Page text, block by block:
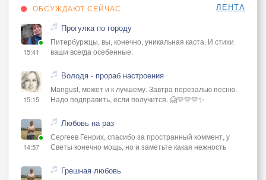
ОБСУЖДАЮТ СЕЙЧАС ЛЕНТА
15:41
Прогулка по городу
Питербуржцы, вы, конечно, уникальная каста. И стихи
ваши всегда осебенные.
15:15
Володя - прораб настроения
Mangust, может и к лучшему. Завтра перезалью песню.
Надо подправить, если получится. 🤗💛💛💛✨
14:57
Любовь на раз
Сергеев Генрих, спасибо за пространный коммент, у
Светы конечно мощь, но и заметьте какая нежность
Грешная любовь